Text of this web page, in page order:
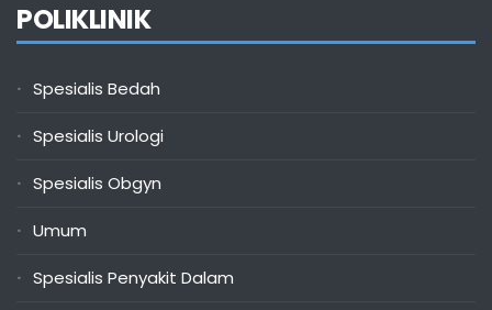
POLIKLINIK
Spesialis Bedah
Spesialis Urologi
Spesialis Obgyn
Umum
Spesialis Penyakit Dalam